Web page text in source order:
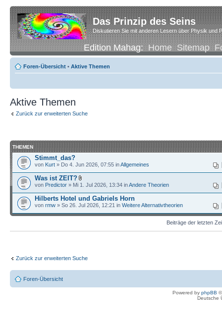
Das Prinzip des Seins
Diskutieren Sie mit anderen Lesern über Physik und
Edition Mahag:Home Sitemap
Foren-Übersicht • Aktive Themen
Aktive Themen
Zurück zur erweiterten Suche
THEMEN
Stimmt_das?
von Kurt » Do 4. Jun 2026, 07:55 inAllgemeines
Was ist ZEIT?
von Predictor » Mi 1. Jul 2026, 13:34 inAndere Theorien
Hilberts Hotel und Gabriels Horn
von rmw » So 26. Jul 2026, 12:21 in Weitere Alternativtheorien
Beiträge der letzten
Zurück zur erweiterten Suche
Foren-Übersicht
Powered by phpBB
Deutsche